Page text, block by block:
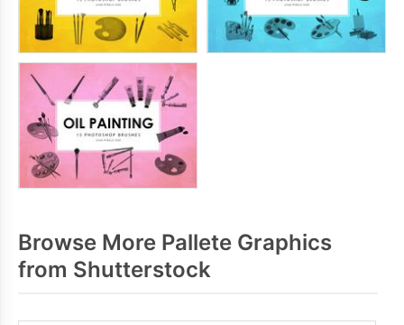
Browse More Pallete Graphics
from Shutterstock